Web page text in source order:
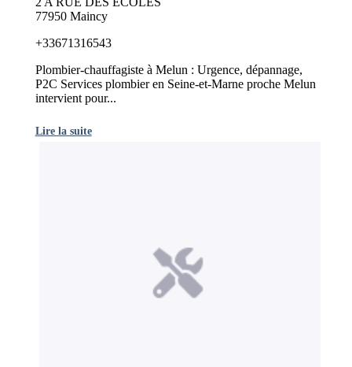
77950 Maincy
+33671316543
Plombier-chauffagiste à Melun : Urgence, dépannage,
P2C Services plombier en Seine-et-Marne proche Melun
intervient pour...
Lire la suite